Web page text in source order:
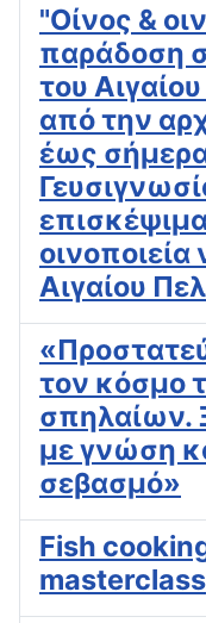
"Οίνος &
παράδοση
του
από την
έως
επισκέψιμα
Αιγαίου
τον κόσμο
σπηλαίων.
με γνώση
σεβασμό»
Fish
masterclass